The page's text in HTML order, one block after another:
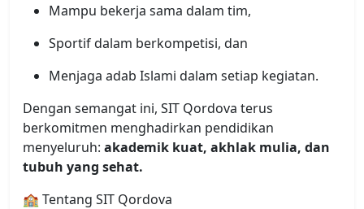
Mampu bekerja sama dalam tim,
Sportif dalam berkompetisi, dan
Menjaga adab Islami dalam setiap kegiatan.
Dengan semangat ini, SIT Qordova terus
berkomitmen menghadirkan pendidikan
menyeluruh: akademik kuat, akhlak mulia, dan
tubuh yang sehat.
🏫 Tentang SIT Qordova